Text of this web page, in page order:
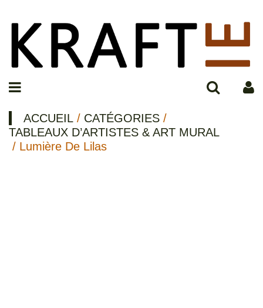
ACCUEIL / CATÉGORIES /
TABLEAUX D’ARTISTES & ART MURAL
/ Lumière De Lilas